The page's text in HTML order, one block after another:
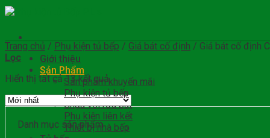
Giới thiệu
Sản Phẩm
Sản phẩm khuyến mãi
Phụ kiện tủ bếp
Chậu vòi rửa bát
Phụ kiện liên kết
Thiết bị nhà bếp
Trang chủ / Phụ kiện tủ bếp / Giá bát cố định / Giá bát cố định
Lọc
Hiển thị tất cả 13 kết quả
Danh mục sản phẩm